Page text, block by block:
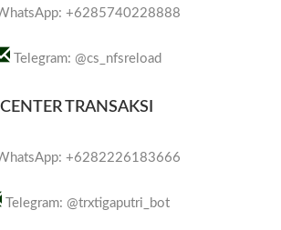
PENUKAL
UBI
PAGAR
LAMPUNG
+6285740228888
Telegram: @cs_nfsreload
CENTER TRANSAKSI
+6282226183666
Telegram: @trxtigaputri_bot